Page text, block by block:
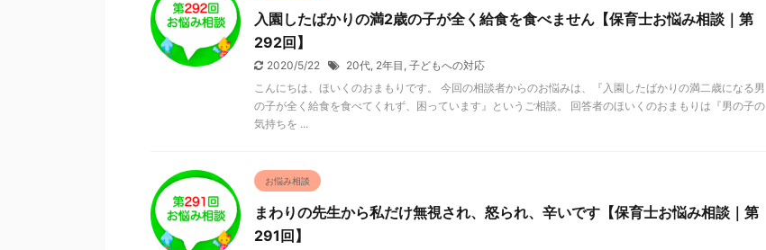
入園したばかりの満2歳の子が全く給食を食べません【保育士お悩み相談｜第
292回】
2020/5/22 20代, 2年目 , 子どもへの対応
こんにちは、ほいくのおまもりです。 今回の相談者からのお悩みは、『入園したばかりの満二歳になる男
の子が全く給食を食べてくれず、困っています』というご相談。 回答者のほいくのおまもりは『男の子の
気持ちを ...
お悩み相談
まわりの先生から私だけ無視され、怒られ、辛いです【保育士お悩み相談｜第
291回】